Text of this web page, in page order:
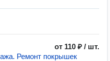
от 110 ₽ / шт.
Ремонт покрышек